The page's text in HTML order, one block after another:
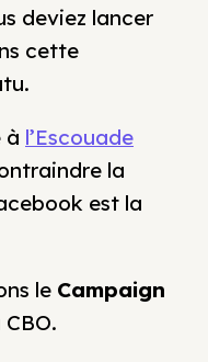
deviez lancer
cette
à l’Escouade
la
est la
le Campaign
CBO.